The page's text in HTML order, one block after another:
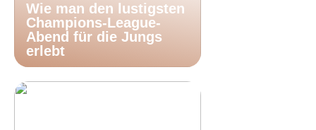
Wie man den lustigsten
Champions-League-
Abend für die Jungs
erlebt